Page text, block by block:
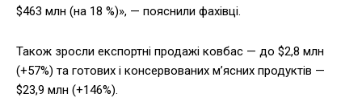
$463 млн (на 18 %)», — пояснили фахівці.
Також зросли експортні продажі ковбас — до $2,8 млн
(+57%) та готових і консервованих м’ясних продуктів —
$23,9 млн (+146%).